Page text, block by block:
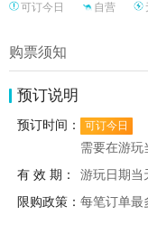
可订今日 自营
购票须知
预订说明
预订时间： 可订今日
需要在游玩
有 效 期：
游玩日期当
限购政策： 每笔订单最